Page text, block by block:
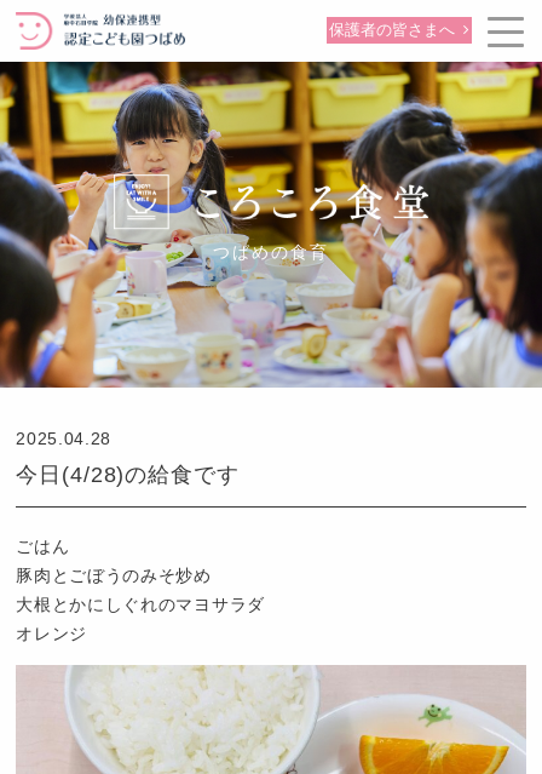
保護者の皆さまへ
つばめの食育
2025.04.28
今日(4/28)の給食です
ごはん
豚肉とごぼうのみそ炒め
大根とかにしぐれのマヨサラダ
オレンジ